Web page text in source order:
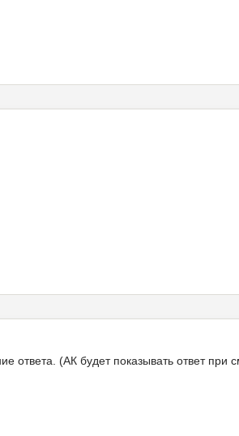
ответа. (АК будет показывать ответ при